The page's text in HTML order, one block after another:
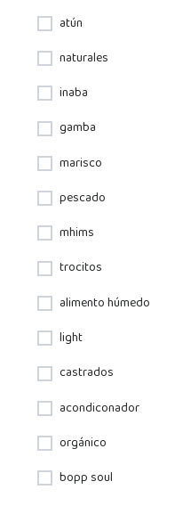
atún
naturales
inaba
gamba
marisco
pescado
mhims
trocitos
alimento húmedo
light
castrados
acondiconador
orgánico
bopp soul